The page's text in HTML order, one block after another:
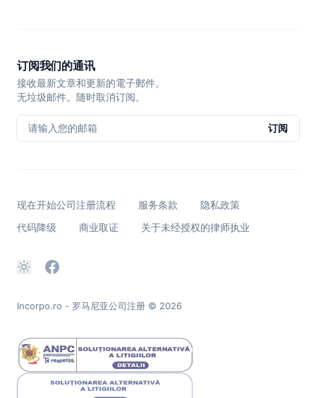
订阅我们的通讯
接收最新文章和更新的電子郵件。
无垃圾邮件。随时取消订阅。
请输入您的邮箱 订阅
现在开始公司注册流程 服务条款
隐私政策
代码降级
商业取证 关于未经授权的律师执业
Incorpo.ro - 罗马尼亚公司注册 © 2026